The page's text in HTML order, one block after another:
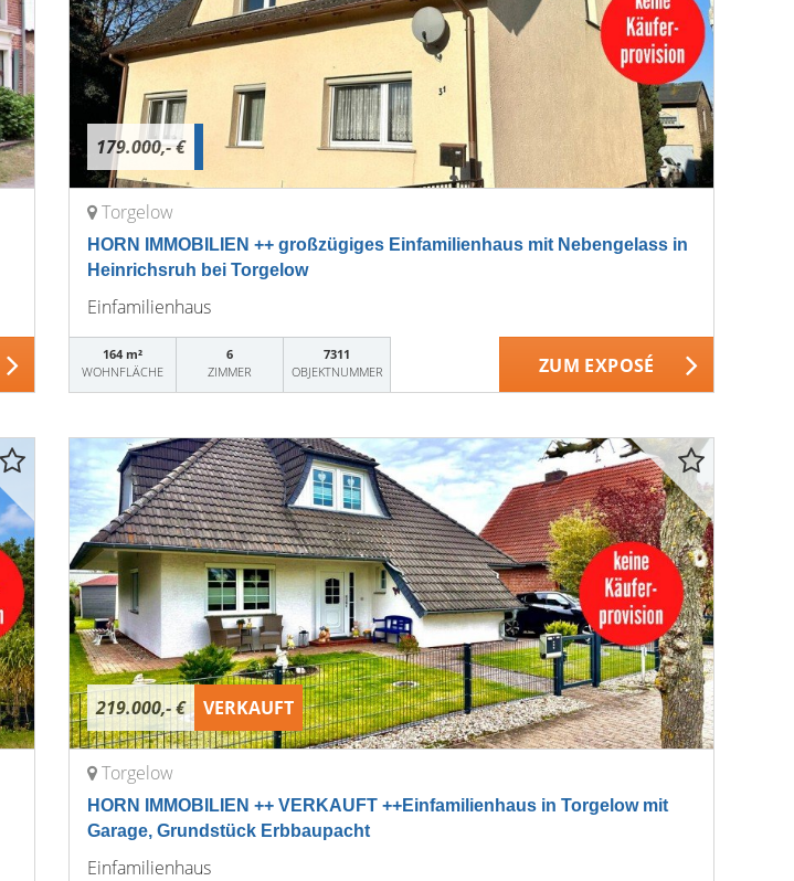
179.000,- €
Torgelow
HORN IMMOBILIEN ++ großzügiges Einfamilienhaus mit Nebengelass in
Heinrichsruh bei Torgelow
Einfamilienhaus
164 m²
WOHNFLÄCHE
6
ZIMMER
7311
OBJEKTNUMMER
ZUM EXPOSÉ
219.000,- € VERKAUFT
Torgelow
HORN IMMOBILIEN ++ VERKAUFT ++Einfamilienhaus in Torgelow mit
Garage, Grundstück Erbbaupacht
Einfamilienhaus